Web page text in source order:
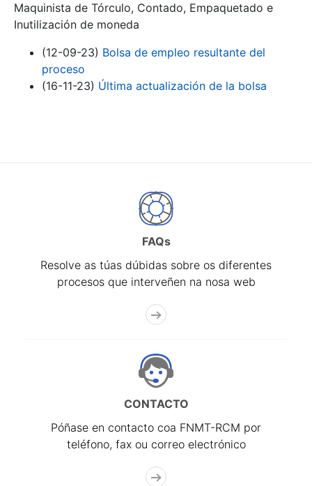
Mostrar/Ocultar
Maquinista de Tórculo, Contado, Empaquetado e
Inutilización de moneda
(12-09-23) Bolsa de empleo resultante del
proceso
(16-11-23) Última actualización de la bolsa
FAQs
Resolve as túas dúbidas sobre os diferentes
procesos que interveñen na nosa web
CONTACTO
Póñase en contacto coa FNMT-RCM por
teléfono, fax ou correo electrónico